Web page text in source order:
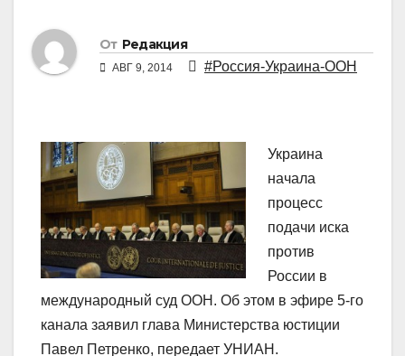
От Редакция
АВГ 9, 2014 #Россия-Украина-ООН
Украина
начала
процесс
подачи иска
против
России в
международный суд ООН. Об этом в эфире 5-го
канала заявил глава Министерства юстиции
Павел Петренко, передает УНИАН.